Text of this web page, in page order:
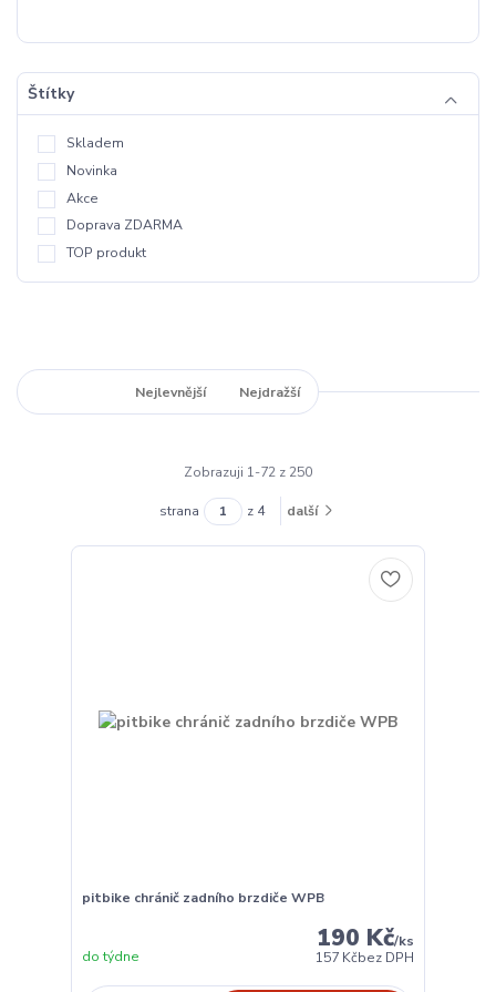
Štítky
Skladem
Novinka
Akce
Doprava ZDARMA
TOP produkt
Nejlevnější Nejdražší
Zobrazuji 1-72 z 250
strana z 4 další
pitbike chránič zadního brzdiče WPB
190 Kč/ks
157 Kčbez DPH
do týdne